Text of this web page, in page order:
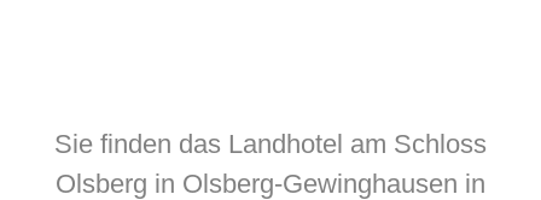
Sie finden das Landhotel am Schloss
Olsberg in Olsberg-Gewinghausen in